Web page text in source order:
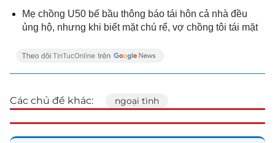
Mẹ chồng U50 bế bầu thông báo tái hôn cả nhà đều
ủng hộ, nhưng khi biết mặt chú rể, vợ chồng tôi tái mặt
Các chủ đề khác: ngoại tình